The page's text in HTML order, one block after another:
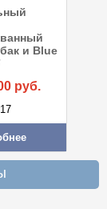
и Blue
руб.